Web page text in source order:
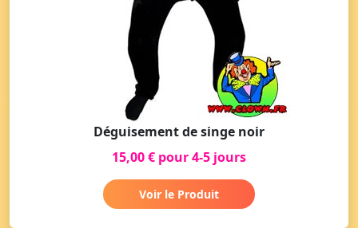
Déguisement de singe noir
15,00 € pour 4-5 jours
Voir le Produit